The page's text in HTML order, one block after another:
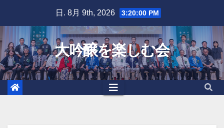
content
日. 8月 9th, 2026 3:20:01 PM
大吟醸を楽しむ会